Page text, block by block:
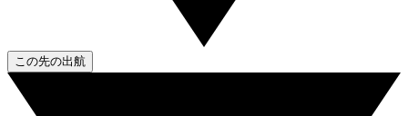
この先の出航